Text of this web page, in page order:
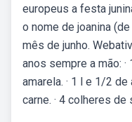
europeus a festa
o nome de joanina
mês de junho.
anos sempre a mão:
amarela. · 1 l e 1/2 de
carne. · 4 colheres de